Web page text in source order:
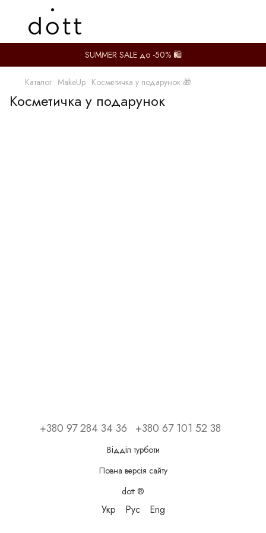
SUMMER SALE до -50% 🛍️
Каталог MakeUp Косметичка у подарунок 🎁
Косметичка у подарунок
+380 97 284 34 36 +380 67 101 52 38
Відділ турботи
Повна версія сайту
dott ®
Укр Рус Eng